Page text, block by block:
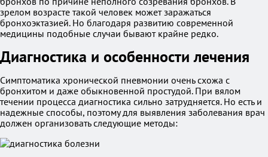
зрелом возрасте такой человек может заражаться
бронхоэктазией. Но благодаря развитию современной
медицины подобные случаи бывают крайне редко.
Диагностика и особенности лечения
Симптоматика хронической пневмонии очень схожа с
бронхитом и даже обыкновенной простудой. При вялом
течении процесса диагностика сильно затрудняется. Но есть и
надежные способы, поэтому для выявления заболевания врач
должен организовать следующие методы: